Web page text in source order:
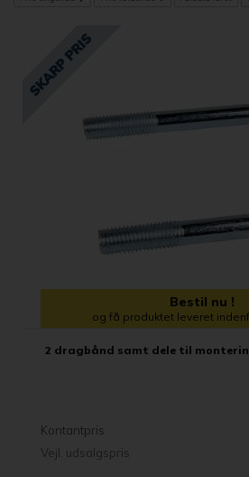
Bestil nu !
og få produktet leveret
2 dragbånd samt dele til
Kontantpris
Vejl. udsalgspris